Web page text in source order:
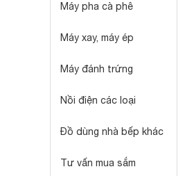
Máy pha cà phê
Máy xay, máy ép
Máy đánh trứng
Nồi điện các loại
Đồ dùng nhà bếp khác
Tư vấn mua sắm